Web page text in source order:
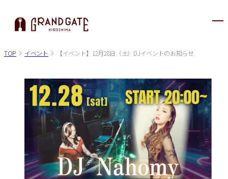
TOP イベント 【イベント】12月28日（土）DJイベントのお知らせ